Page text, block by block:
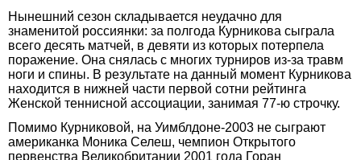
Нынешний сезон складывается неудачно для
знаменитой россиянки: за полгода Курникова сыграла
всего десять матчей, в девяти из которых потерпела
поражение. Она снялась с многих турниров из-за травм
ноги и спины. В результате на данный момент Курникова
находится в нижней части первой сотни рейтинга
Женской теннисной ассоциации, занимая 77-ю строчку.
Помимо Курниковой, на Уимблдоне-2003 не сыграют
американка Моника Селеш, чемпион Открытого
первенства Великобритании 2001 года Горан